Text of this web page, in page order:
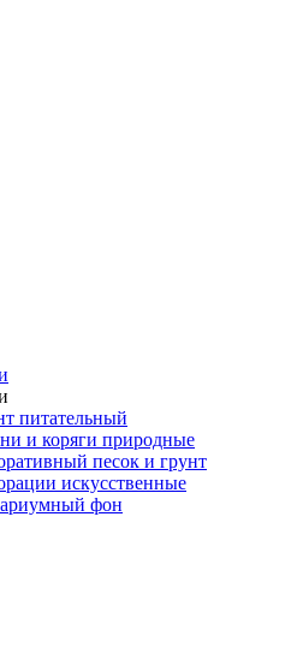
питательный
и коряги природные
песок и грунт
искусственные
фон